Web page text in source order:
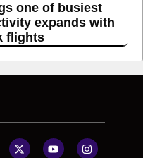
one of busiest
expands with
flights